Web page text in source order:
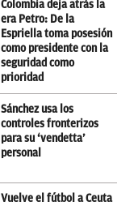
Colombia deja atrás la
era Petro: De la
Espriella toma posesión
como presidente con la
seguridad como
prioridad
Sánchez usa los
controles fronterizos
para su ‘vendetta’
personal
Vuelve el fútbol a Ceuta